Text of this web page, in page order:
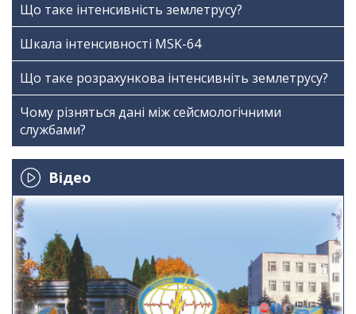
Що таке інтенсивність землетрусу?
Шкала інтенсивності МSK-64
Що таке розрахункова інтенсивніть землетрусу?
Чому різняться дані між сейсмологічними
службами?
Відео